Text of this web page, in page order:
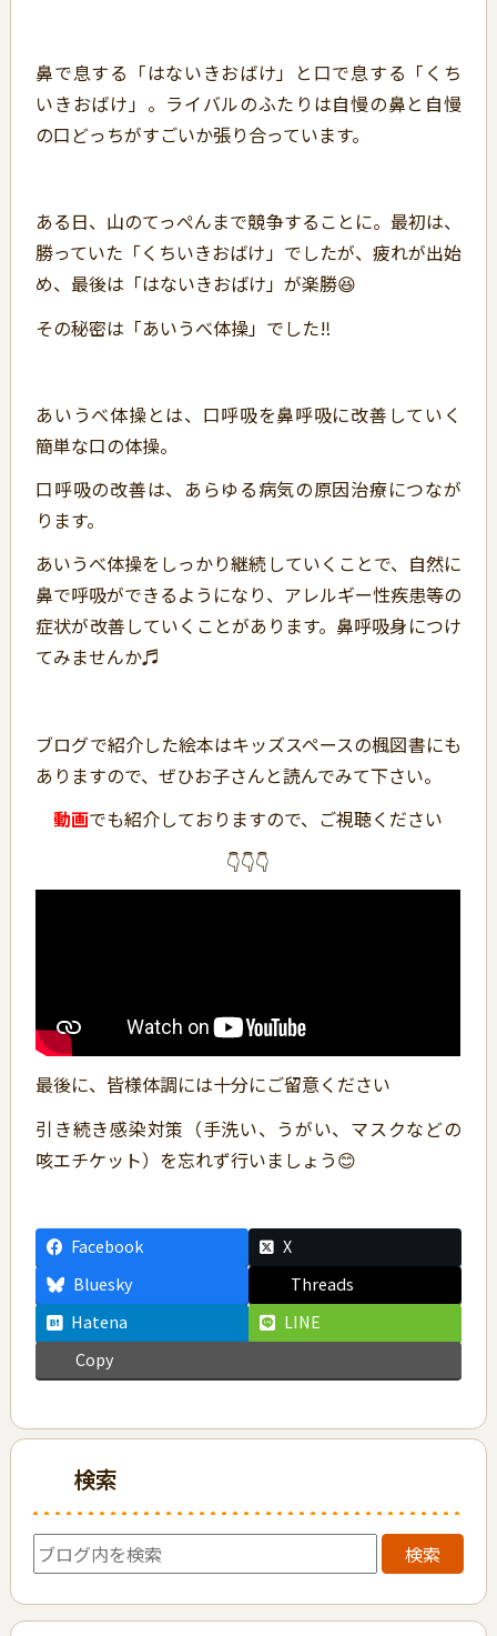
鼻で息する「はないきおばけ」と口で息する「くち
いきおばけ」。ライバルのふたりは自慢の鼻と自慢
の口どっちがすごいか張り合っています。
ある日、山のてっぺんまで競争することに。最初は、
勝っていた「くちいきおばけ」でしたが、疲れが出始
め、最後は「はないきおばけ」が楽勝😆
その秘密は「あいうべ体操」でした‼
あいうべ体操とは、口呼吸を鼻呼吸に改善していく
簡単な口の体操。
口呼吸の改善は、あらゆる病気の原因治療につなが
ります。
あいうべ体操をしっかり継続していくことで、自然に
鼻で呼吸ができるようになり、アレルギー性疾患等の
症状が改善していくことがあります。鼻呼吸身につけ
てみませんか♬
ブログで紹介した絵本はキッズスペースの楓図書にも
ありますので、ぜひお子さんと読んでみて下さい。
動画でも紹介しておりますので、ご視聴ください
👇👇👇
最後に、皆様体調には十分にご留意ください
引き続き感染対策（手洗い、うがい、マスクなどの
咳エチケット）を忘れず行いましょう😊
Facebook
X
Bluesky
Threads
Hatena
LINE
Copy
検索
検索